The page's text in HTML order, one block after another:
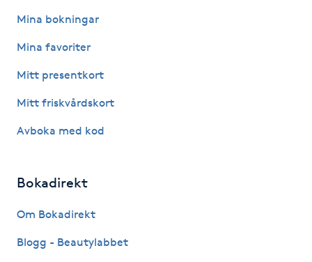
Hot yoga
Hudföryngring
Hyperhidros
Mina bokningar
Mina favoriter
Mitt presentkort
Mitt friskvårdskort
Avboka med kod
Bokadirekt
Om Bokadirekt
Blogg - Beautylabbet